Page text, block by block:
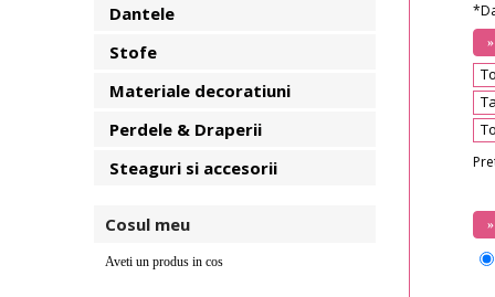
Dantele
Stofe
Materiale decoratiuni
Perdele & Draperii
Steaguri si accesorii
Cosul meu
Aveti un produs in cos